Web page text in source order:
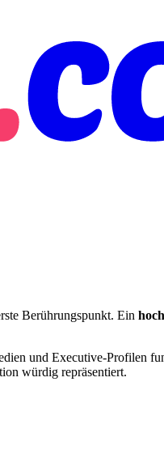
Berührungspunkt. Ein
und Executive-Profilen
würdig repräsentiert.